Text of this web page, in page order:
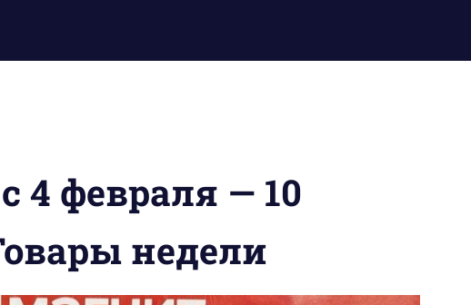
4 февраля — 10
недели